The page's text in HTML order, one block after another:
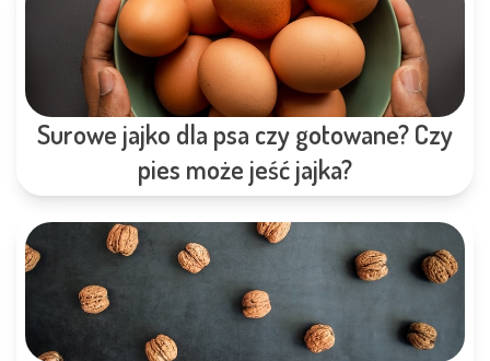
Surowe jajko dla psa czy gotowane? Czy
pies może jeść jajka?